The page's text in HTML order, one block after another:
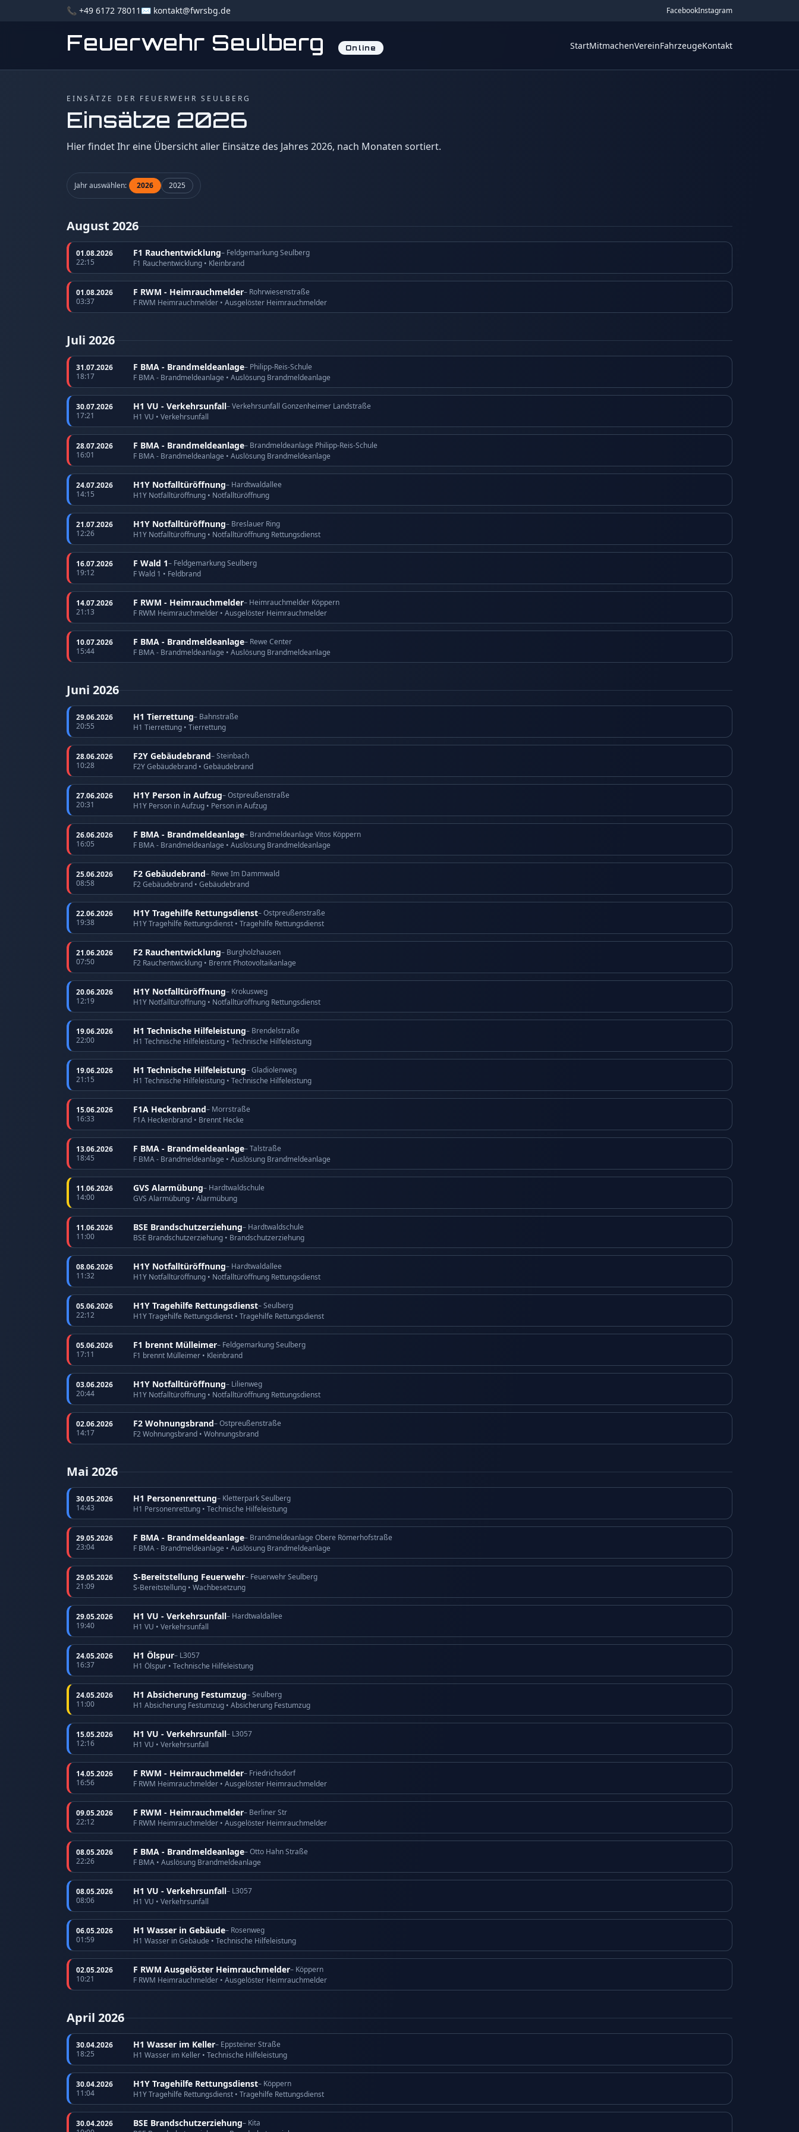
📞 +49 6172 78011 ✉️ kontakt@fwrsbg.de FacebookInstagram
Feuerwehr Seulberg Online StartMitmachenVereinFahrzeugeKontakt
EINSÄTZE DER FEUERWEHR SEULBERG
Einsätze 2026
Hier findet Ihr eine Übersicht aller Einsätze des Jahres 2026, nach Monaten sortiert.
Jahr auswählen: 2026 2025
August 2026
01.08.2026
22:15
F1 Rauchentwicklung– Feldgemarkung Seulberg
F1 Rauchentwicklung • Kleinbrand
01.08.2026
03:37
F RWM - Heimrauchmelder– Rohrwiesenstraße
F RWM Heimrauchmelder • Ausgelöster Heimrauchmelder
Juli 2026
31.07.2026
18:17
F BMA - Brandmeldeanlage– Philipp-Reis-Schule
F BMA - Brandmeldeanlage • Auslösung Brandmeldeanlage
30.07.2026
17:21
H1 VU - Verkehrsunfall– Verkehrsunfall Gonzenheimer Landstraße
H1 VU • Verkehrsunfall
28.07.2026
16:01
F BMA - Brandmeldeanlage– Brandmeldeanlage Philipp-Reis-Schule
F BMA - Brandmeldeanlage • Auslösung Brandmeldeanlage
24.07.2026
14:15
H1Y Notfalltüröffnung– Hardtwaldallee
H1Y Notfalltüröffnung • Notfalltüröffnung
21.07.2026
12:26
H1Y Notfalltüröffnung– Breslauer Ring
H1Y Notfalltüröffnung • Notfalltüröffnung Rettungsdienst
16.07.2026
19:12
F Wald 1– Feldgemarkung Seulberg
F Wald 1 • Feldbrand
14.07.2026
21:13
F RWM - Heimrauchmelder– Heimrauchmelder Köppern
F RWM Heimrauchmelder • Ausgelöster Heimrauchmelder
10.07.2026
15:44
F BMA - Brandmeldeanlage– Rewe Center
F BMA - Brandmeldeanlage • Auslösung Brandmeldeanlage
Juni 2026
29.06.2026
20:55
H1 Tierrettung– Bahnstraße
H1 Tierrettung • Tierrettung
28.06.2026
10:28
F2Y Gebäudebrand– Steinbach
F2Y Gebäudebrand • Gebäudebrand
27.06.2026
20:31
H1Y Person in Aufzug– Ostpreußenstraße
H1Y Person in Aufzug • Person in Aufzug
26.06.2026
16:05
F BMA - Brandmeldeanlage– Brandmeldeanlage Vitos Köppern
F BMA - Brandmeldeanlage • Auslösung Brandmeldeanlage
25.06.2026
08:58
F2 Gebäudebrand– Rewe Im Dammwald
F2 Gebäudebrand • Gebäudebrand
22.06.2026
19:38
H1Y Tragehilfe Rettungsdienst– Ostpreußenstraße
H1Y Tragehilfe Rettungsdienst • Tragehilfe Rettungsdienst
21.06.2026
07:50
F2 Rauchentwicklung– Burgholzhausen
F2 Rauchentwicklung • Brennt Photovoltaikanlage
20.06.2026
12:19
H1Y Notfalltüröffnung– Krokusweg
H1Y Notfalltüröffnung • Notfalltüröffnung Rettungsdienst
19.06.2026
22:00
H1 Technische Hilfeleistung– Brendelstraße
H1 Technische Hilfeleistung • Technische Hilfeleistung
19.06.2026
21:15
H1 Technische Hilfeleistung– Gladiolenweg
H1 Technische Hilfeleistung • Technische Hilfeleistung
15.06.2026
16:33
F1A Heckenbrand– Morrstraße
F1A Heckenbrand • Brennt Hecke
13.06.2026
18:45
F BMA - Brandmeldeanlage– Talstraße
F BMA - Brandmeldeanlage • Auslösung Brandmeldeanlage
11.06.2026
14:00
GVS Alarmübung– Hardtwaldschule
GVS Alarmübung • Alarmübung
11.06.2026
11:00
BSE Brandschutzerziehung– Hardtwaldschule
BSE Brandschutzerziehung • Brandschutzerziehung
08.06.2026
11:32
H1Y Notfalltüröffnung– Hardtwaldallee
H1Y Notfalltüröffnung • Notfalltüröffnung Rettungsdienst
05.06.2026
22:12
H1Y Tragehilfe Rettungsdienst– Seulberg
H1Y Tragehilfe Rettungsdienst • Tragehilfe Rettungsdienst
05.06.2026
17:11
F1 brennt Mülleimer– Feldgemarkung Seulberg
F1 brennt Mülleimer • Kleinbrand
03.06.2026
20:44
H1Y Notfalltüröffnung– Lilienweg
H1Y Notfalltüröffnung • Notfalltüröffnung Rettungsdienst
02.06.2026
14:17
F2 Wohnungsbrand– Ostpreußenstraße
F2 Wohnungsbrand • Wohnungsbrand
Mai 2026
30.05.2026
14:43
H1 Personenrettung– Kletterpark Seulberg
H1 Personenrettung • Technische Hilfeleistung
29.05.2026
23:04
F BMA - Brandmeldeanlage– Brandmeldeanlage Obere Römerhofstraße
F BMA - Brandmeldeanlage • Auslösung Brandmeldeanlage
29.05.2026
21:09
S-Bereitstellung Feuerwehr– Feuerwehr Seulberg
S-Bereitstellung • Wachbesetzung
29.05.2026
19:40
H1 VU - Verkehrsunfall– Hardtwaldallee
H1 VU • Verkehrsunfall
24.05.2026
16:37
H1 Ölspur– L3057
H1 Ölspur • Technische Hilfeleistung
24.05.2026
11:00
H1 Absicherung Festumzug– Seulberg
H1 Absicherung Festumzug • Absicherung Festumzug
15.05.2026
12:16
H1 VU - Verkehrsunfall– L3057
H1 VU • Verkehrsunfall
14.05.2026
16:56
F RWM - Heimrauchmelder– Friedrichsdorf
F RWM Heimrauchmelder • Ausgelöster Heimrauchmelder
09.05.2026
22:12
F RWM - Heimrauchmelder– Berliner Str
F RWM Heimrauchmelder • Ausgelöster Heimrauchmelder
08.05.2026
22:26
F BMA - Brandmeldeanlage– Otto Hahn Straße
F BMA • Auslösung Brandmeldeanlage
08.05.2026
08:06
H1 VU - Verkehrsunfall– L3057
H1 VU • Verkehrsunfall
06.05.2026
01:59
H1 Wasser in Gebäude– Rosenweg
H1 Wasser in Gebäude • Technische Hilfeleistung
02.05.2026
10:21
F RWM Ausgelöster Heimrauchmelder– Köppern
F RWM Heimrauchmelder • Ausgelöster Heimrauchmelder
April 2026
30.04.2026
18:25
H1 Wasser im Keller– Eppsteiner Straße
H1 Wasser im Keller • Technische Hilfeleistung
30.04.2026
11:04
H1Y Tragehilfe Rettungsdienst– Köppern
H1Y Tragehilfe Rettungsdienst • Tragehilfe Rettungsdienst
30.04.2026
BSE Brandschutzerziehung– Kita